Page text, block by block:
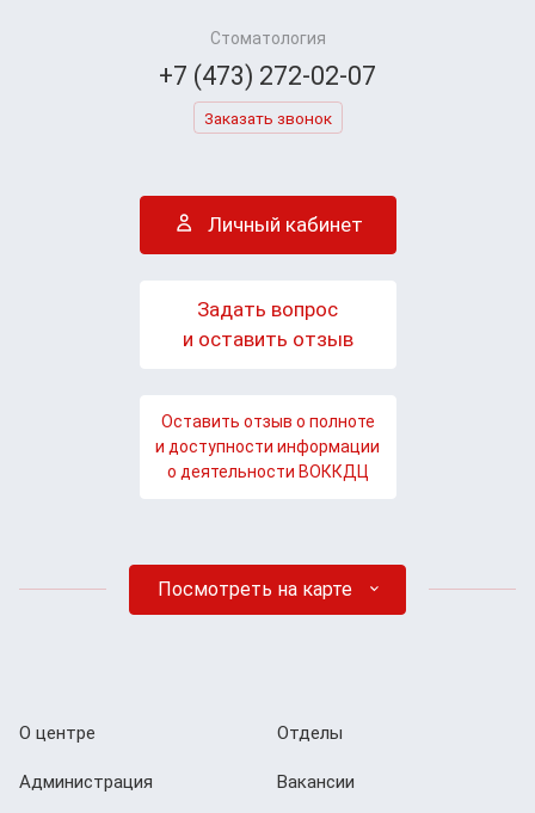
Стоматология
+7 (473) 272-02-07
Заказать звонок
Личный кабинет
Задать вопрос
и оставить отзыв
Оставить отзыв о полноте
и доступности информации
о деятельности ВОККДЦ
Посмотреть на карте
О центре
Администрация
Отделы
Вакансии